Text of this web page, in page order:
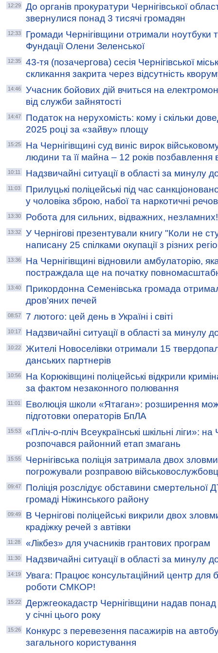
12:29
До органів прокуратури Чернігівської
звернулися понад 3 тисячі громадян
12:33
Громади Чернігівщини отримали ноутбуки
Фундації Олени Зеленської
12:35
43-тя (позачергова) сесія Чернігівської
скликання закрита через відсутність
14:46
Учасник бойових дій вчиться на
від служби зайнятості
14:47
Податок на нерухомість: кому і скільки
2025 році за «зайву» площу
15:25
На Чернігівщині суд виніс вирок
людини та її майна – 12 років позбавлення
10:11 Надзвичайні ситуації в області за минулу
11:03
Прилуцькі поліцейські під час
у чоловіка зброю, набої та наркотичні
13:30 Робота для сильних, відважних, незламних!
13:32
У Чернігові презентували книгу "Коли не
написану 25 спілками окупації з різних
13:36
На Чернігівщині відновили амбулаторію,
постраждала ще на початку
13:40
Прикордонна Семенівська громада
дров’яних печей
08:57 7 лютого: цей день в Україні і світі
10:17 Надзвичайні ситуації в області за минулу
10:22
Жителі Новоселівки отримали 15
данських партнерів
10:56
На Корюківщині поліцейські відкрили
за фактом незаконного полювання
11:01
Еволюція школи «Ятаган»: розширення
підготовки операторів БпЛА
15:53
«Пліч-о-пліч Всеукраїнські шкільні ліги»: на
розпочався районний етап змагань
15:55
Чернігівська поліція затримала двох
погрожували розправою
09:47
Поліція розслідує обставини смертельної
громаді Ніжинського району
09:49
В Чернігові поліцейські викрили двох
крадіжку речей з автівки
11:28 «Лікбез» для учасників грантових програм
11:30 Надзвичайні ситуації в області за минулу
14:19
Увага: Працює консультаційний центр для
роботи СМКОР!
15:22
Держгеокадастр Чернігівщини надав понад
у січні цього року
15:26
Конкурс з перевезення пасажирів на
загального користування